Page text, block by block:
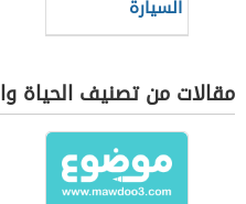
السيارة
مقالات من تصنيف الحياة